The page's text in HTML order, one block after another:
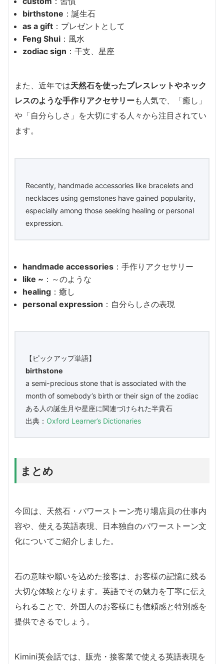
birthstone ：誕生石
as a gift ：プレゼントとして
Feng Shui ：風水
zodiac sign ：干支、星座
また、近年では天然石を使ったブレスレットやネック
レスのような手作りアクセサリーも人気で、「癒し」
や「自分らしさ」を大切にする人々から注目されてい
ます。
Recently, handmade accessories like bracelets and
necklaces using gemstones have gained popularity,
especially among those seeking healing or personal
expression.
handmade accessories ：手作りアクセサリー
like ~ ：～のような
healing ：癒し
personal expression ：自分らしさの表現
【ピックアップ単語】
birthstone
a semi-precious stone that is associated with the
month of somebody’s birth or their sign of the zodiac
ある人の誕生月や星座に関連づけられた半貴石
出典： Oxford Learner’s Dictionaries
まとめ
今回は、天然石・パワーストーン売り場店員の仕事内
容や、使える英語表現、日本独自のパワーストーン文
化についてご紹介しました。
石の意味や願いを込めた接客は、お客様の記憶に残る
大切な体験となります。英語でその魅力を丁寧に伝え
られることで、外国人のお客様にも信頼感と特別感を
提供できるでしょう。
Kimini英会話では、販売・接客業で使える英語表現を